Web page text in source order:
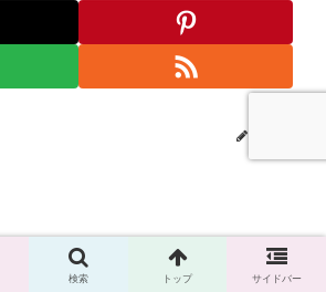
【副業FXのすゝめ】辞めたいと
検索 トップ サイドバー